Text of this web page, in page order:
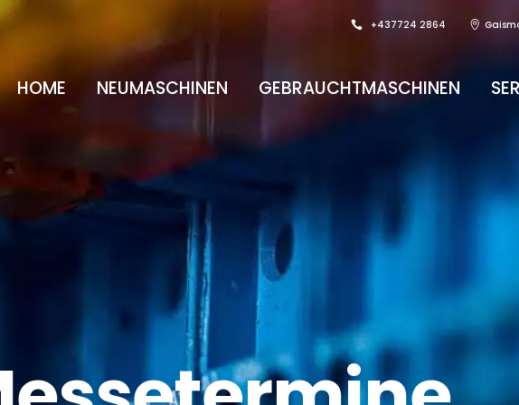
+437724 2864
HOME NEUMASCHINEN GEBRAUCHTMASCHINEN